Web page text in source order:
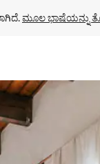
ಮೂಲ ಭಾಷೆಯನ್ನು